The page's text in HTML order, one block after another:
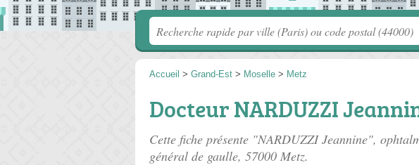
Accueil > Grand-Est > Moselle > Metz
Docteur NARDUZZI
Cette fiche présente "NARDUZZI Jeannine",
général de gaulle, 57000 Metz.